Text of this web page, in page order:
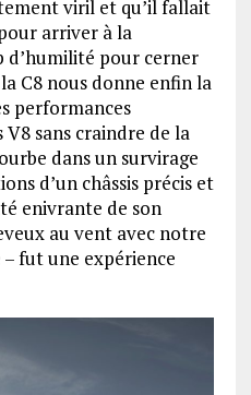
viril et qu’il fallait
arriver à la
pour cerner
C8 nous donne enfin la
performances
V8 sans craindre de la
dans un survirage
d’un châssis précis et
enivrante de son
au vent avec notre
fut une expérience